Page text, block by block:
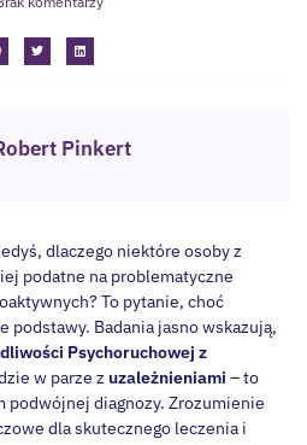
podatne na problematyczne
To pytanie, choć
podstawy. Badania jasno wskazują,
Psychoruchowej z
w parze zuzależnieniami
podwójnej diagnozy. Zrozumienie
dla skutecznego leczenia i